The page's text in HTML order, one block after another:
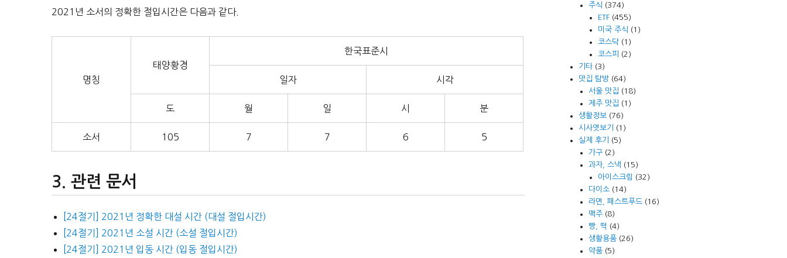
2021년 소서의 정확한 절입시간은 다음과 같다.
명칭
태양황경
한국표준시
일자 시각
도 월 일 시 분
소서 105 7 7 6 5
관련 문서
[24절기] 2021년 정확한 대설 시간 (대설 절입시간)
[24절기] 2021년 소설 시간 (소설 절입시간)
[24절기] 2021년 입동 시간 (입동 절입시간)
주식 (374)
ETF(455)
미국 주식 (1)
코스닥(1)
코스피
(2)
기타 (3)
맛집 탐방 (64)
서울 맛집 (18)
제주 맛집 (1)
생활정보 (76)
시사엿보기
(1)
실제 후기
(5)
가구(2)
과자, 스낵 (15)
아이스크림 (32)
다이소(14)
라면, 패스트푸드(16)
맥주(8)
빵, 떡 (4)
생활용품(26)
약품(5)